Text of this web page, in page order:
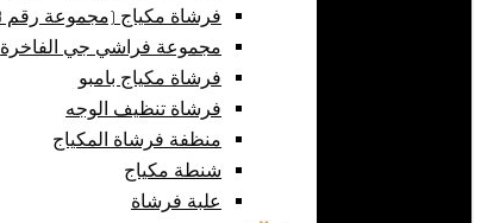
فرشاة مكياج (مجموعة رقم 3)
مجموعة فراشي جي الفاخرة
فرشاة مكياج بامبو
فرشاة تنظيف الوجه
منظفة فرشاة المكياج
شنطة مكياج
علبة فرشاة